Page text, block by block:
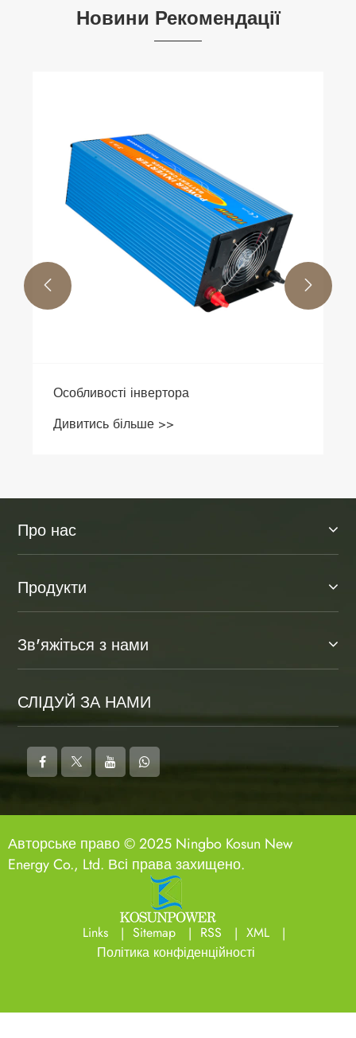
Новини Рекомендації
Особливості інвертора
Дивитись більше >>
 
Про нас
Продукти
Зв'яжіться з нами
СЛІДУЙ ЗА НАМИ
Авторське право © 2025 Ningbo Kosun New
Energy Co., Ltd. Всі права захищено.
Links Sitemap RSS
XML
Політика конфіденційності